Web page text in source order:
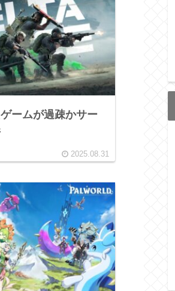
ームが過疎かサー
2025.08.31